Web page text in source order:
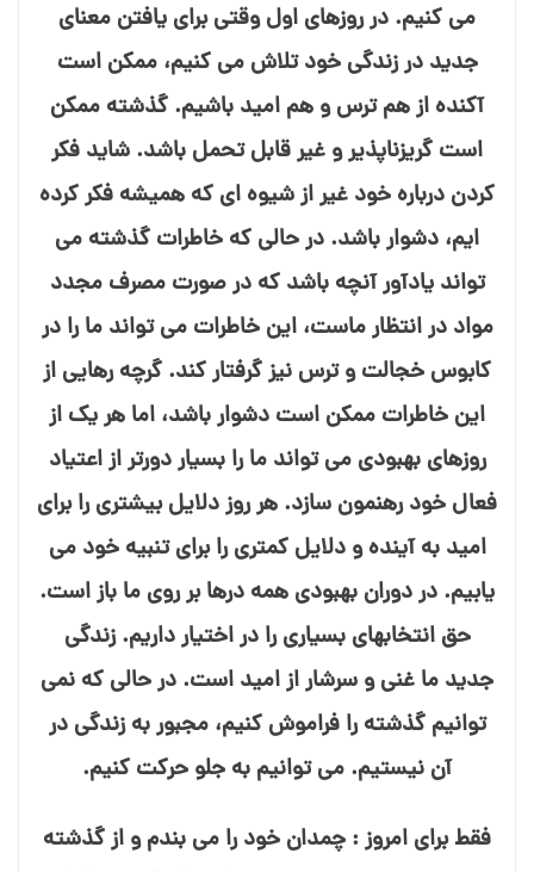
می⁯ کنیم. در روزهای اول وقتی برای یافتن معنای
جدید در زندگی خود تلاش می⁯ کنیم، ممکن است
آکنده از هم ترس و هم امید باشیم. گذشته ممکن
است گریزناپذیر و غیر قابل تحمل باشد. شاید فکر
کردن درباره خود غیر از شیوه⁯ ای که همیشه فکر کرده⁯
ایم، دشوار باشد. در حالی که خاطرات گذشته می⁯
تواند یادآور آنچه باشد که در صورت مصرف مجدد
مواد در انتظار ماست، این خاطرات می⁯ تواند ما را در
کابوس خجالت و ترس نیز گرفتار کند. گرچه رهایی از
این خاطرات ممکن است دشوار باشد، اما هر یک از
روزهای بهبودی می⁯ تواند ما را بسیار دورتر از اعتیاد
فعال خود رهنمون سازد. هر روز دلایل بیشتری را برای
امید به آینده و دلایل کمتری را برای تنبیه خود می⁯
یابیم. در دوران بهبودی همه درها بر روی ما باز است.
حق انتخاب⁯های بسیاری را در اختیار داریم. زندگی
جدید ما غنی و سرشار از امید است. در حالی که نمی⁯
توانیم گذشته را فراموش کنیم، مجبور به زندگی در
آن نیستیم. می⁯ توانیم به جلو حرکت کنیم.
فقط برای امروز : چمدان خود را می⁯ بندم و از گذشته